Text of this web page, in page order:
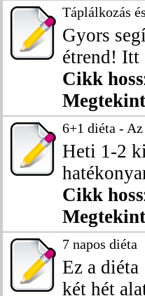
Táplálkozás
Gyors
étrend! Itt
Cikk
6+1 diéta -
Heti 1-2
Cikk
7 napos diéta
Ez a
két hét